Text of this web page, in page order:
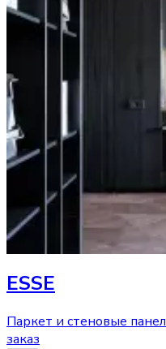
ESSE
Паркет и стеновые
заказ